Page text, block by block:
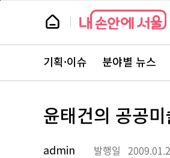
본
뉴
스
뉴
스
주
서
바
로
기획·이슈 분야별 뉴스
윤태건의 공공
admin 발행일
페